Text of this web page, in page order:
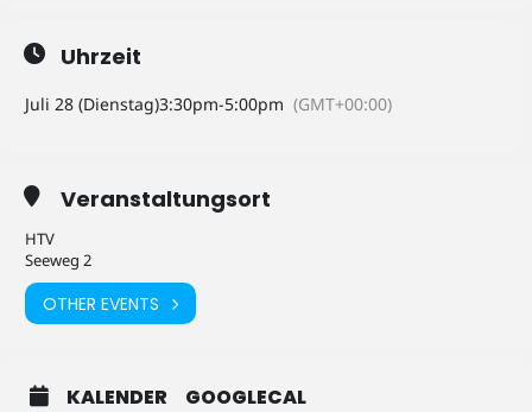
Uhrzeit
Juli 28 (Dienstag)3:30pm-5:00pm (GMT+00:00)
Veranstaltungsort
HTV
Seeweg 2
OTHER EVENTS
KALENDER GOOGLECAL